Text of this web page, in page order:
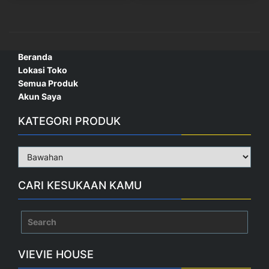
Beranda
Lokasi Toko
Semua Produk
Akun Saya
KATEGORI PRODUK
CARI KESUKAAN KAMU
VIEVIE HOUSE